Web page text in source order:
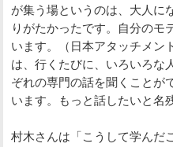
が集う場というのは、大人に
りがたかったです。自分のモ
います。（日本アタッチメン
は、行くたびに、いろいろな
ぞれの専門の話を聞くことが
います。もっと話したいと名
村木さんは「こうして学んだ